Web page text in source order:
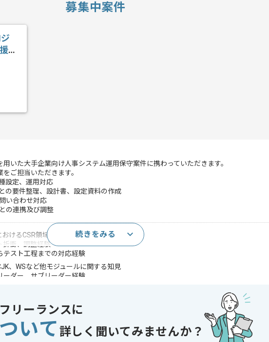
募集中案件
の
用いた大手企業向け人事システム運用保守案件に携わっていただきます。
をご担当いただきます。
設定、運用対応
の要件整理、設計書、設定資料の作成
い合わせ対応
の連携及び調整
おけるCSR領域の実務経験
折衝、調整経験
テスト工程までの対応経験
、WSなど他モジュールに関する知見
ーダー、サブリーダー経験
ム
人事・給与・労務システム
20代活躍中 , 30代活躍中 , 40代活躍中 , 長期プロジェクト , BtoB向け , 新技術に積
仕事
続きをみる
リーランスに
いて 詳しく聞いてみませんか？